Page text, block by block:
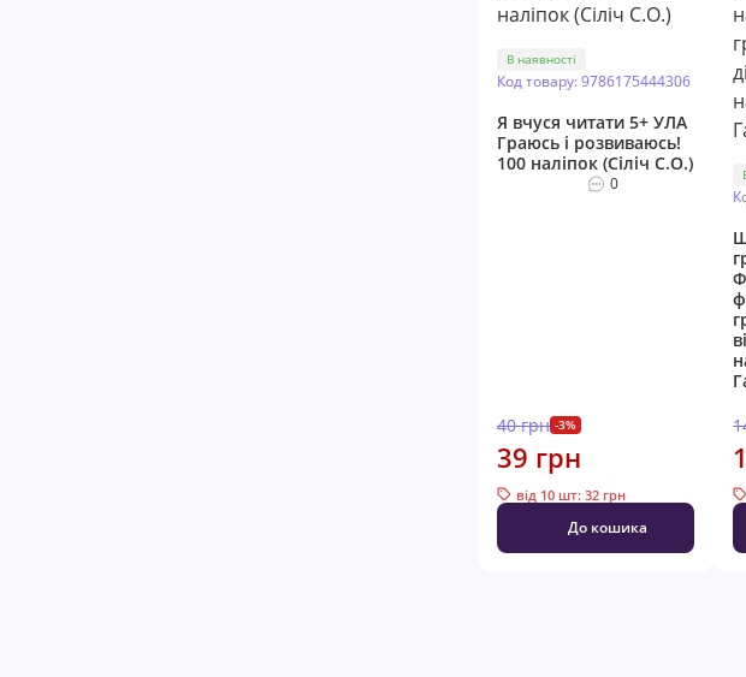
В наявності
Код товару: 9786175444306
Я вчуся читати 5+ УЛА
Граюсь і розвиваюсь!
100 наліпок (Сіліч С.О.)
0
40 грн -3%
39 грн
від 10 шт: 32 грн
До кошика